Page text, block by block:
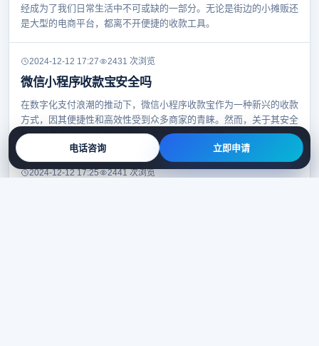
经成为了我们日常生活中不可或缺的一部分。无论是街边的小摊贩还
是大型的电商平台，都离不开便捷的收款工具。
2024-12-12 17:27 2431 次浏览
微信小程序收款宝安全吗
在数字化支付浪潮的推动下，微信小程序收款宝作为一种新兴的收款
方式，因其便捷性和高效性受到众多商家的青睐。然而，关于其安全
性，消费者和商家仍存在疑虑。本文将深入探讨微
2024-12-12 17:25 2441 次浏览
电话咨询 立即申请